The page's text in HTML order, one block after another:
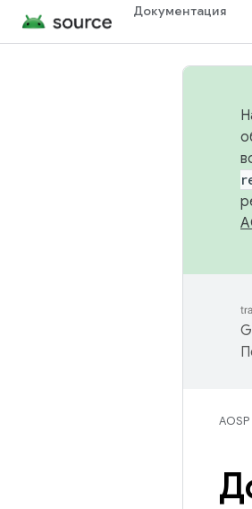
Документация
AOSP